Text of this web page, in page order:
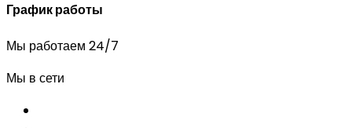
График работы
Мы работаем 24/7
Мы в сети